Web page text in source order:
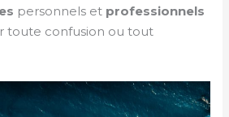
personnels et professionnels
toute confusion ou tout